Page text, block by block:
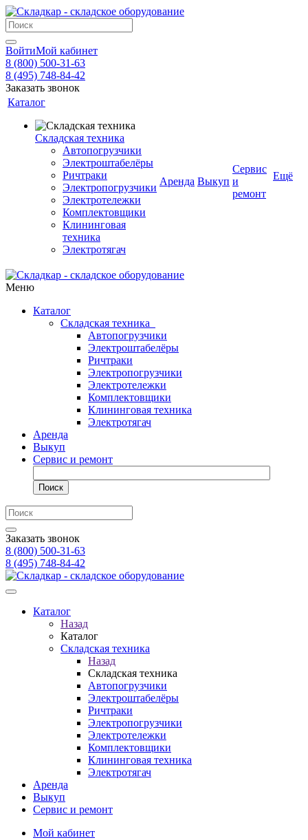
ВойтиМой кабинет
8 (800) 500-31-63
8 (495) 748-84-42
Заказать звонок
Каталог
Складская техника
Автопогрузчики
Электроштабелёры
Ричтраки
Электропогрузчики
Электротележки
Комплектовщики
Клининговая
техника
Электротягач
Аренда Выкуп
Сервис
и
ремонт
Ещё
Меню
Каталог
Складская техника
Автопогрузчики
Электроштабелёры
Ричтраки
Электропогрузчики
Электротележки
Комплектовщики
Клининговая техника
Электротягач
Аренда
Выкуп
Сервис и ремонт
Поиск
Заказать звонок
8 (800) 500-31-63
8 (495) 748-84-42
Каталог
Назад
Каталог
Складская техника
Назад
Складская техника
Автопогрузчики
Электроштабелёры
Ричтраки
Электропогрузчики
Электротележки
Комплектовщики
Клининговая техника
Электротягач
Аренда
Выкуп
Сервис и ремонт
Мой кабинет